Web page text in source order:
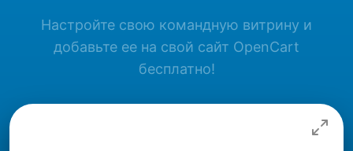
Настройте свою командную витрину и
добавьте ее на свой сайт OpenCart
бесплатно!